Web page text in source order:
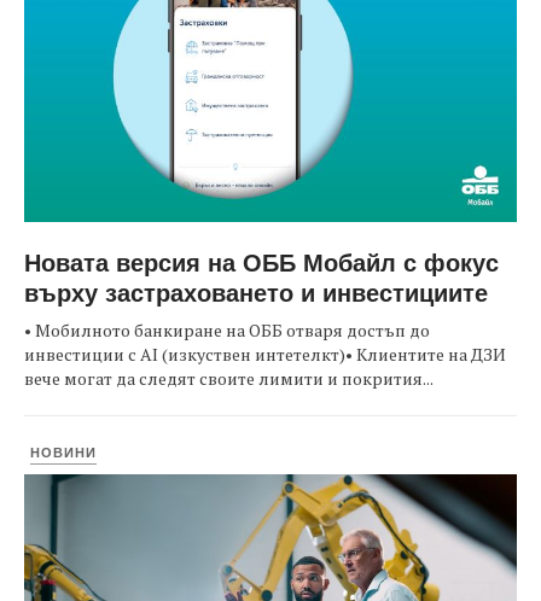
Новата версия на ОББ Мобайл с фокус
върху застраховането и инвестициите
• Мобилното банкиране на ОББ отваря достъп до
инвестиции с AI (изкуствен интетелкт)• Клиентите на ДЗИ
вече могат да следят своите лимити и покрития...
НОВИНИ